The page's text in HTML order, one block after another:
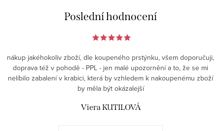
Poslední hodnocení
nákup jakéhokoliv zboží, dle koupeného prstýnku, všem doporučuji,
doprava též v pohodě - PPL - jen malé upozornění a to, že se mi
nelíbilo zabalení v krabici, která by vzhledem k nakoupenému zboží
by měla být okázalejší
Viera KUTILOVÁ